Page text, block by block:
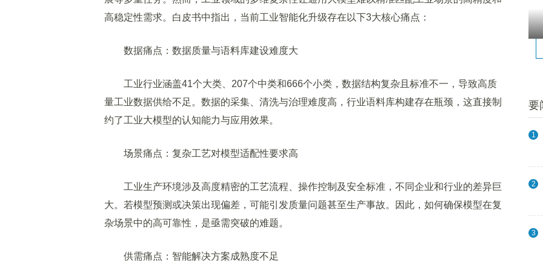
高稳定性需求。白皮书中指出，当前工业智能化升级存在以下3大核心痛点：
数据痛点：数据质量与语料库建设难度大
工业行业涵盖41个大类、207个中类和666个小类，数据结构复杂且标准不一，导致高质
量工业数据供给不足。数据的采集、清洗与治理难度高，行业语料库构建存在瓶颈，这直接制
约了工业大模型的认知能力与应用效果。
场景痛点：复杂工艺对模型适配性要求高
工业生产环境涉及高度精密的工艺流程、操作控制及安全标准，不同企业和行业的差异巨
大。若模型预测或决策出现偏差，可能引发质量问题甚至生产事故。因此，如何确保模型在复
杂场景中的高可靠性，是亟需突破的难题。
供需痛点：智能解决方案成熟度不足
要
1
2
3